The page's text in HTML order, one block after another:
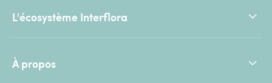
L'écosystème Interflora
À propos